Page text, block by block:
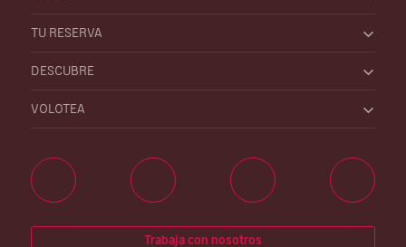
TU RESERVA
DESCUBRE
VOLOTEA
Trabaja con nosotros